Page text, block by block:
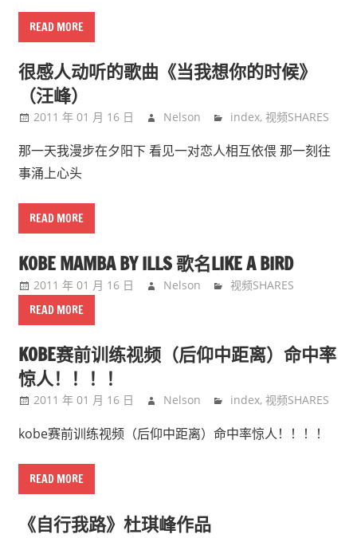
READ MORE
很感人动听的歌曲《当我想你的时候》
（汪峰）
2011 年 01 月 16 日 Nelson index, 视频SHARES
那一天我漫步在夕阳下 看见一对恋人相互依偎 那一刻往
事涌上心头
READ MORE
KOBE MAMBA BY ILLS 歌名LIKE A BIRD
2011 年 01 月 16 日 Nelson 视频SHARES
READ MORE
KOBE赛前训练视频（后仰中距离）命中率
惊人！！！！
2011 年 01 月 16 日 Nelson index, 视频SHARES
kobe赛前训练视频（后仰中距离）命中率惊人！！！！
READ MORE
《自行我路》杜琪峰作品